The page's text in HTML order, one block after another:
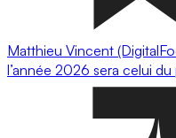
Matthieu Vincent
l’année 2026 sera celui du